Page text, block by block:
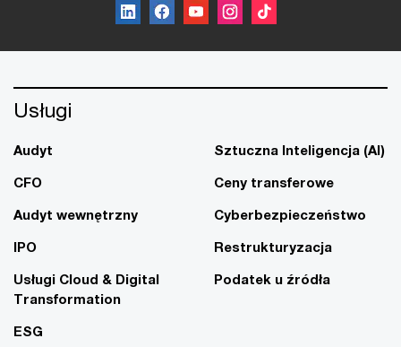
Usługi
Audyt
CFO
Audyt wewnętrzny
IPO
Usługi Cloud & Digital
Transformation
ESG
Sztuczna Inteligencja (AI)
Ceny transferowe
Cyberbezpieczeństwo
Restrukturyzacja
Podatek u źródła